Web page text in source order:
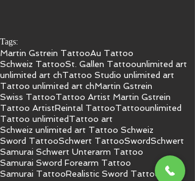
Tags:
Martin Gstrein TattooAu Tattoo
Schweiz TattooSt. Gallen Tattoounlimited art
unlimited art chTattoo Studio unlimited art
Tattoo unlimited art chMartin Gstrein
Swiss TattooTattoo Artist Martin Gstrein
Tattoo ArtistReintal TattooTattoounlimited
Tattoo unlimitedTattoo art
Schweiz unlimited art Tattoo Schweiz
Sword TattooSchwert TattooSwordSchwert
Samurai Schwert Unterarm Tattoo
Samurai Sword Forearm Tattoo
Samurai TattooRealistic Sword Tattoo